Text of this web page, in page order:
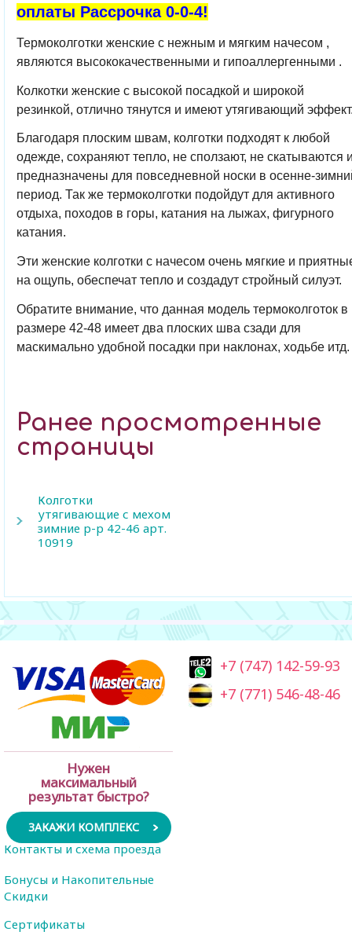
оплаты Рассрочка 0-0-4!
Термоколготки женские с нежным и мягким начесом ,
являются высококачественными и гипоаллергенными .
Колкотки женские с высокой посадкой и широкой
резинкой, отлично тянутся и имеют утягивающий
Благодаря плоским швам, колготки подходят к любой
одежде, сохраняют тепло, не сползают, не скатываются
предназначены для повседневной носки в осенне-
период. Так же термоколготки подойдут для активного
отдыха, походов в горы, катания на лыжах, фигурного
катания.
Эти женские колготки с начесом очень мягкие и
на ощупь, обеспечат тепло и создадут стройный силуэт.
Обратите внимание, что данная модель термоколготок в
размере 42-48 имеет два плоских шва сзади для
маскимально удобной посадки при наклонах, ходьбе итд.
Ранее просмотренные
страницы
Колготки
утягивающие с мехом
зимние р-р 42-46 арт.
10919
Нужен
максимальный
результат быстро?
ЗАКАЖИ КОМПЛЕКС
+7 (747) 142-59-93
+7 (771) 546-48-46
Контакты и схема проезда
Бонусы и Накопительные
Скидки
Сертификаты